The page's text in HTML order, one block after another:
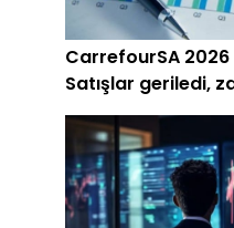
CarrefourSA
Satışlar geriledi,